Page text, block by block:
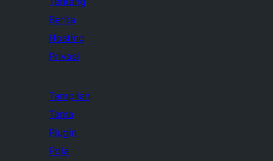
Berita
Hosting
Privasi
Tampilan
Tema
Plugin
Pola